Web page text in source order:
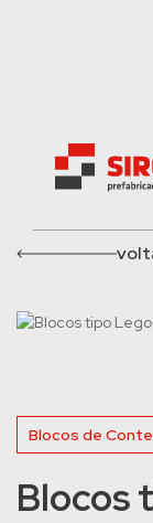
Blocos de
Blocos